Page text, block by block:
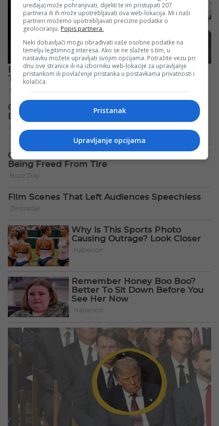
uređaja) može pohranjivati, dijeliti te im pristupati 207
partnera ili ih može upotrebljavati ova web-lokacija. Mi i naši
partneri možemo upotrebljavati precizne podatke o
geolociranju. Popis partnera.
Neki dobavljači mogu obrađivati vaše osobne podatke na
temelju legitimnog interesa. Ako se ne slažete s tim, u
nastavku možete upravljati svojim opcijama. Potražite vezu pri
dnu ove stranice ili na izborniku web-lokacije za upravljanje
pristankom ili povlačenje pristanka u postavkama privatnosti i
kolačića.
Pristanak
Upravljanje opcijama